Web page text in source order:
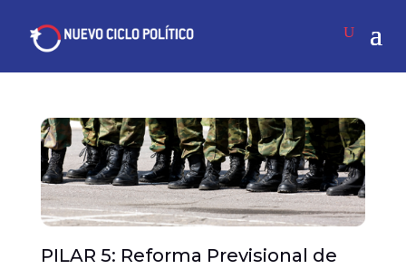
PILAR 5: Reforma Previsional de